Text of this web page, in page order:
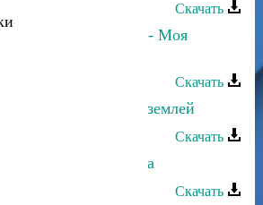
Скачать
и Султан Трамов - Моя
Скачать
и Султан - Над землей
Скачать
Кулиев - Попытка
Скачать